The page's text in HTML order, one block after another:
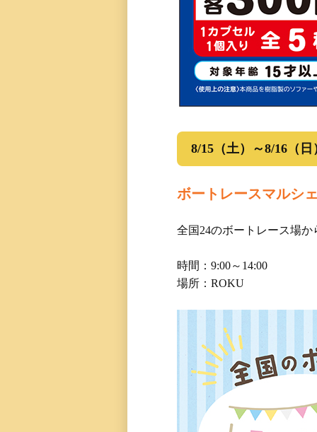
8/15（土）～8/16（日
ボートレースマルシ
全国24のボートレース場
時間：9:00～14:00
場所：ROKU